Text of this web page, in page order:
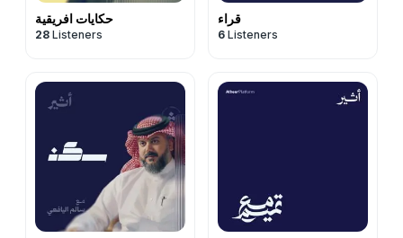
حكايات افريقية
28 Listeners
قراء
6 Listeners